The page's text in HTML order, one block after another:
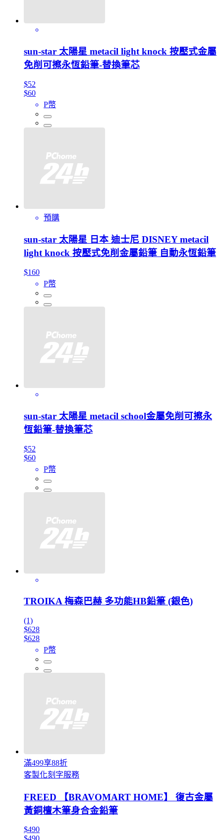
sun-star 太陽星 metacil light knock 按壓式金屬
免削可擦永恆鉛筆-替換筆芯
$52
$60
P幣
預購
sun-star 太陽星 日本 迪士尼 DISNEY metacil
light knock 按壓式免削金屬鉛筆 自動永恆鉛筆
$160
P幣
sun-star 太陽星 metacil school金屬免削可擦永
恆鉛筆-替換筆芯
$52
$60
P幣
TROIKA 梅森巴赫 多功能HB鉛筆 (銀色)
(1)
$628
$628
P幣
滿499享88折
客製化刻字服務
FREED 【BRAVOMART HOME】 復古金屬
黃銅檀木筆身合金鉛筆
$490